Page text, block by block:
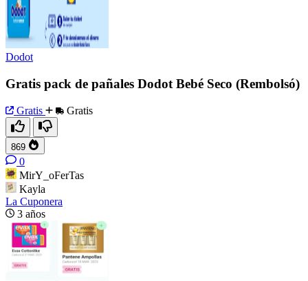
Dodot
Gratis pack de pañales Dodot Bebé Seco (Rembolsó)
Gratis Gratis
869
0
MirY_oFerTas
Kayla
La Cuponera
3 años